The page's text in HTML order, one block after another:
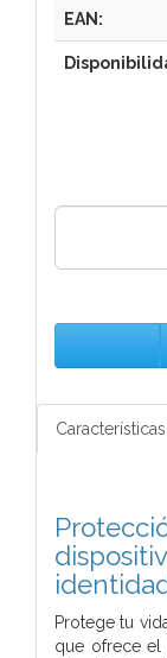
EAN:
Características
Protege tu
que ofrece el